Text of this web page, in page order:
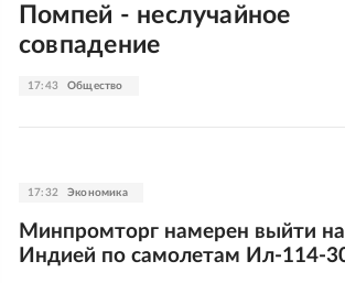
17:43 Общество
Помпей - неслучайное
совпадение
17:32 Экономика
Минпромторг намерен выйти на
Индией по самолетам Ил-114-